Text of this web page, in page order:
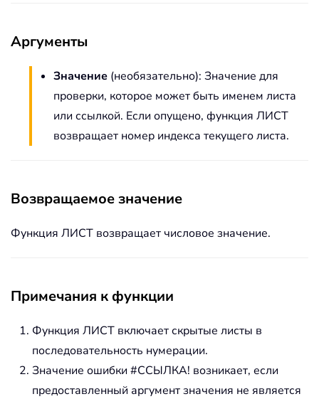
Аргументы
Значение (необязательно): Значение для
проверки, которое может быть именем листа
или ссылкой. Если опущено, функция ЛИСТ
возвращает номер индекса текущего листа.
Возвращаемое значение
Функция ЛИСТ возвращает числовое значение.
Примечания к функции
Функция ЛИСТ включает скрытые листы в
последовательность нумерации.
Значение ошибки #ССЫЛКА! возникает, если
предоставленный аргумент значения не является